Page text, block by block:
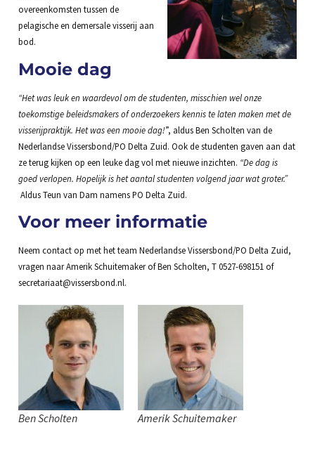
overeenkomsten tussen de
pelagische en demersale visserij aan
bod.
Mooie dag
“Het was leuk en waardevol om de studenten, misschien wel onze
toekomstige beleidsmakers of onderzoekers kennis te laten maken met de
visserijpraktijk. Het was een mooie dag!”, aldus Ben Scholten van de
Nederlandse Vissersbond/PO Delta Zuid. Ook de studenten gaven aan dat
ze terug kijken op een leuke dag vol met nieuwe inzichten. “De dag is
goed verlopen. Hopelijk is het aantal studenten volgend jaar wat groter.”
Aldus Teun van Dam namens PO Delta Zuid.
Voor meer informatie
Neem contact op met het team Nederlandse Vissersbond/PO Delta Zuid,
vragen naar Amerik Schuitemaker of Ben Scholten, T 0527-698151 of
secretariaat@vissersbond.nl.
Ben Scholten Amerik Schuitemaker